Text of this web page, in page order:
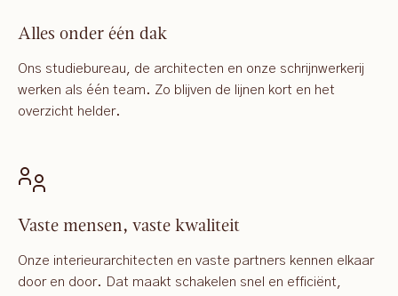
Alles onder één dak
Ons studiebureau, de architecten en onze schrijnwerkerij
werken als één team. Zo blijven de lijnen kort en het
overzicht helder.
Vaste mensen, vaste kwaliteit
Onze interieurarchitecten en vaste partners kennen elkaar
door en door. Dat maakt schakelen snel en efficiënt,